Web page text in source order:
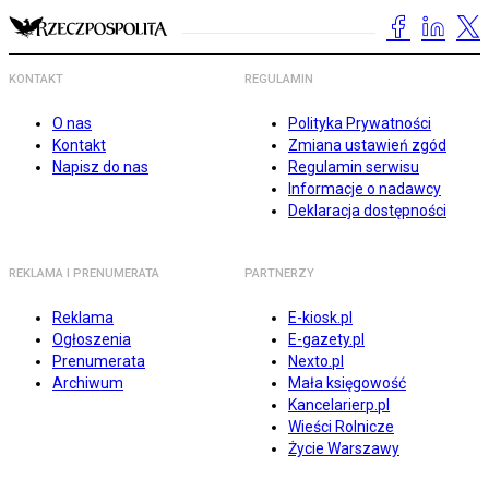
KONTAKT
O nas
Kontakt
Napisz do nas
REGULAMIN
Polityka Prywatności
Zmiana ustawień zgód
Regulamin serwisu
Informacje o nadawcy
Deklaracja dostępności
REKLAMA I PRENUMERATA
Reklama
Ogłoszenia
Prenumerata
Archiwum
PARTNERZY
E-kiosk.pl
E-gazety.pl
Nexto.pl
Mała księgowość
Kancelarierp.pl
Wieści Rolnicze
Życie Warszawy